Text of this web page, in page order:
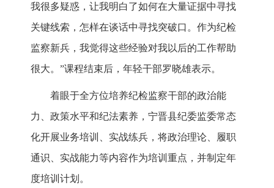
我很多疑惑，让我明白了如何在大量证据中寻找
关键线索，怎样在谈话中寻找突破口。作为纪检
监察新兵，我觉得这些经验对我以后的工作帮助
很大。”课程结束后，年轻干部罗晓雄表示。
着眼于全方位培养纪检监察干部的政治能
力、政策水平和纪法素养，宁晋县纪委监委常态
化开展业务培训、实战练兵，将政治理论、履职
通识、实战能力等内容作为培训重点，并制定年
度培训计划。